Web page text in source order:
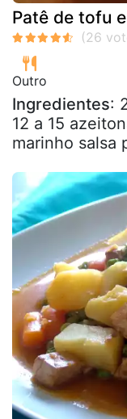
Patê de tofu
Outro
Ingredientes:
12 a 15
marinho salsa